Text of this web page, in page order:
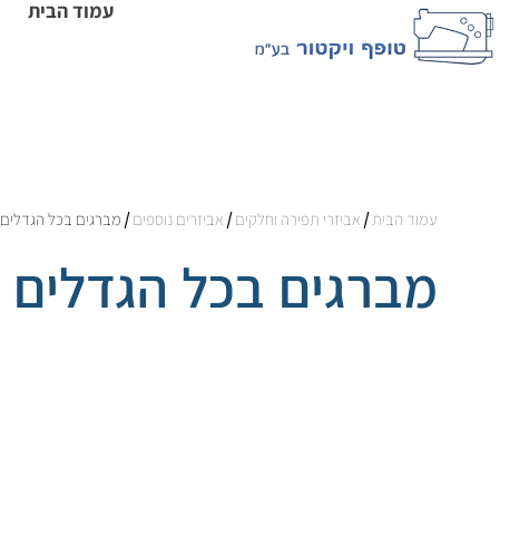
עמוד הבית
עמוד הבית/ אביזרי תפירה וחלקים/ אביזרים נוספים/ מברגים בכל הגדלים
מברגים בכל הגדלים